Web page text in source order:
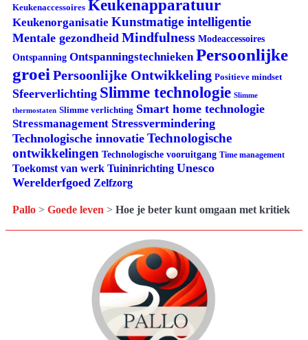
Keukenaccessoires Keukenapparatuur
Keukenorganisatie Kunstmatige intelligentie
Mentale gezondheid Mindfulness Modeaccessoires
Ontspanning Ontspanningstechnieken Persoonlijke
groei Persoonlijke Ontwikkeling Positieve mindset
Sfeerverlichting Slimme technologie Slimme
thermostaten Slimme verlichting Smart home technologie
Stressmanagement Stressvermindering
Technologische innovatie Technologische
ontwikkelingen Technologische vooruitgang Time management
Toekomst van werk Tuininrichting Unesco
Werelderfgoed Zelfzorg
Pallo > Goede leven > Hoe je beter kunt omgaan met kritiek